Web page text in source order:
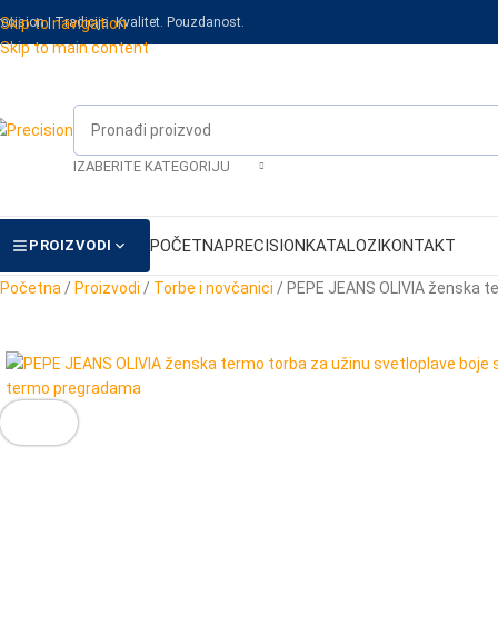
Skip to navigation
Skip to main content
| Tradicija. Kvalitet. Pouzdanost.
IZABERITE KATEGORIJU
PROIZVODI POČETNAPRECISIONKATALOZIKONTAKT
Početna / Proizvodi / Torbe i novčanici / PEPE JEANS OLIVIA ženska